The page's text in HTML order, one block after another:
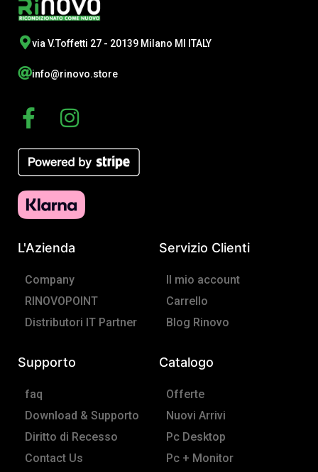
via V.Toffetti 27 - 20139 Milano MI ITALY
info@rinovo.store
F
a
c
e
b
o
k
-
f
I
n
s
t
a
g
a
m
L'Azienda
Company
RINOVOPOINT
Distributori IT Partner
Servizio Clienti
Il mio account
Carrello
Blog Rinovo
Supporto
faq
Download & Supporto
Diritto di Recesso
Contact Us
Catalogo
Offerte
Nuovi Arrivi
Pc Desktop
Pc + Monitor